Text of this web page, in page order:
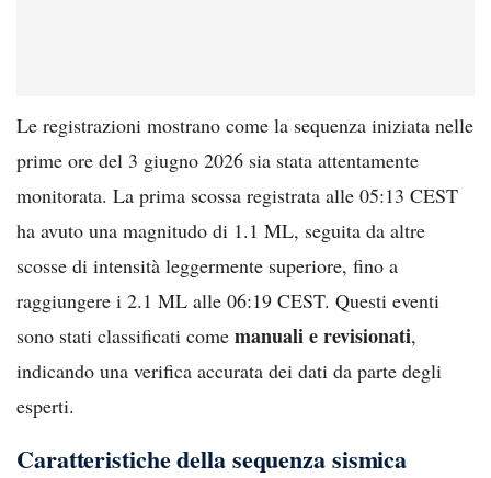
Le registrazioni mostrano come la sequenza iniziata nelle
prime ore del 3 giugno 2026 sia stata attentamente
monitorata. La prima scossa registrata alle 05:13 CEST
ha avuto una magnitudo di 1.1 ML, seguita da altre
scosse di intensità leggermente superiore, fino a
raggiungere i 2.1 ML alle 06:19 CEST. Questi eventi
sono stati classificati come manuali e revisionati,
indicando una verifica accurata dei dati da parte degli
esperti.
Caratteristiche della sequenza sismica